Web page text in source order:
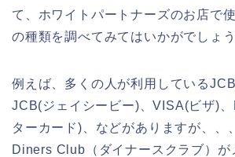
て、ホワイトパートナーズのお店で
の種類を調べてみてはいかがでしょ
例えば、多くの人が利用しているJCB
JCB(ジェイシービー)、VISA(ビザ)
ターカード)、などがありますが、、
Diners Club（ダイナースクラブ）が